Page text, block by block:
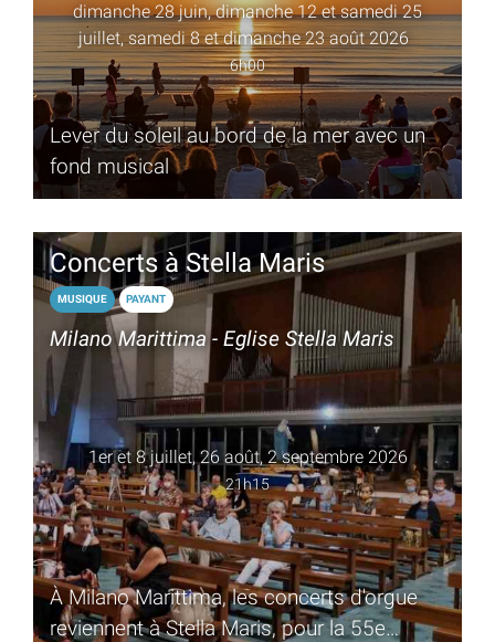
dimanche 28 juin, dimanche 12 et samedi 25
juillet, samedi 8 et dimanche 23 août 2026
6h00
Lever du soleil au bord de la mer avec un
fond musical
Concerts à Stella Maris
MUSIQUE PAYANT
Milano Marittima - Eglise Stella Maris
1er et 8 juillet, 26 août, 2 septembre 2026
21h15
À Milano Marittima, les concerts d'orgue
reviennent à Stella Maris, pour la 55e